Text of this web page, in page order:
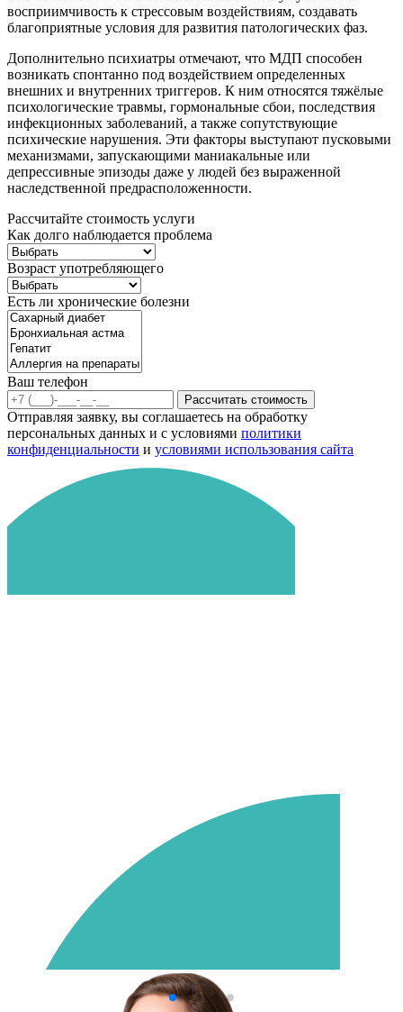
восприимчивость к стрессовым воздействиям, создавать
благоприятные условия для развития патологических фаз.
Дополнительно психиатры отмечают, что МДП способен
возникать спонтанно под воздействием определенных
внешних и внутренних триггеров. К ним относятся тяжёлые
психологические травмы, гормональные сбои, последствия
инфекционных заболеваний, а также сопутствующие
психические нарушения. Эти факторы выступают пусковыми
механизмами, запускающими маниакальные или
депрессивные эпизоды даже у людей без выраженной
наследственной предрасположенности.
Рассчитайте стоимость услуги
Как долго наблюдается проблема
Возраст употребляющего
Есть ли хронические болезни
Ваш телефон
Рассчитать стоимость
Отправляя заявку, вы соглашаетесь на обработку
персональных данных и с условиями политики
конфиденциальности и условиями использования сайта